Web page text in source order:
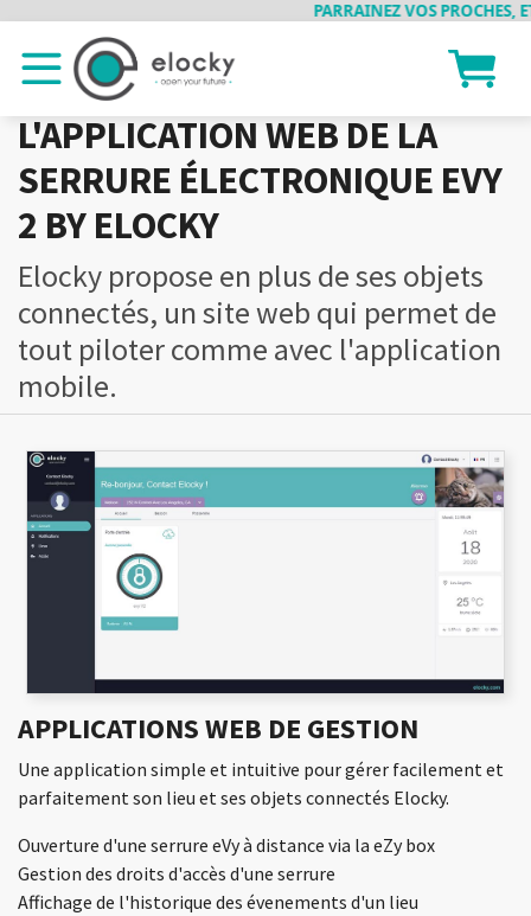
PARRAINEZ VOS PROCHES,
L'APPLICATION WEB DE LA
SERRURE ÉLECTRONIQUE EVY
2 BY ELOCKY
Elocky propose en plus de ses objets
connectés, un site web qui permet de
tout piloter comme avec l'application
mobile.
APPLICATIONS WEB DE GESTION
Une application simple et intuitive pour gérer facilement et
parfaitement son lieu et ses objets connectés Elocky.
Ouverture d'une serrure eVy à distance via la eZy box
Gestion des droits d'accès d'une serrure
Affichage de l'historique des évenements d'un lieu